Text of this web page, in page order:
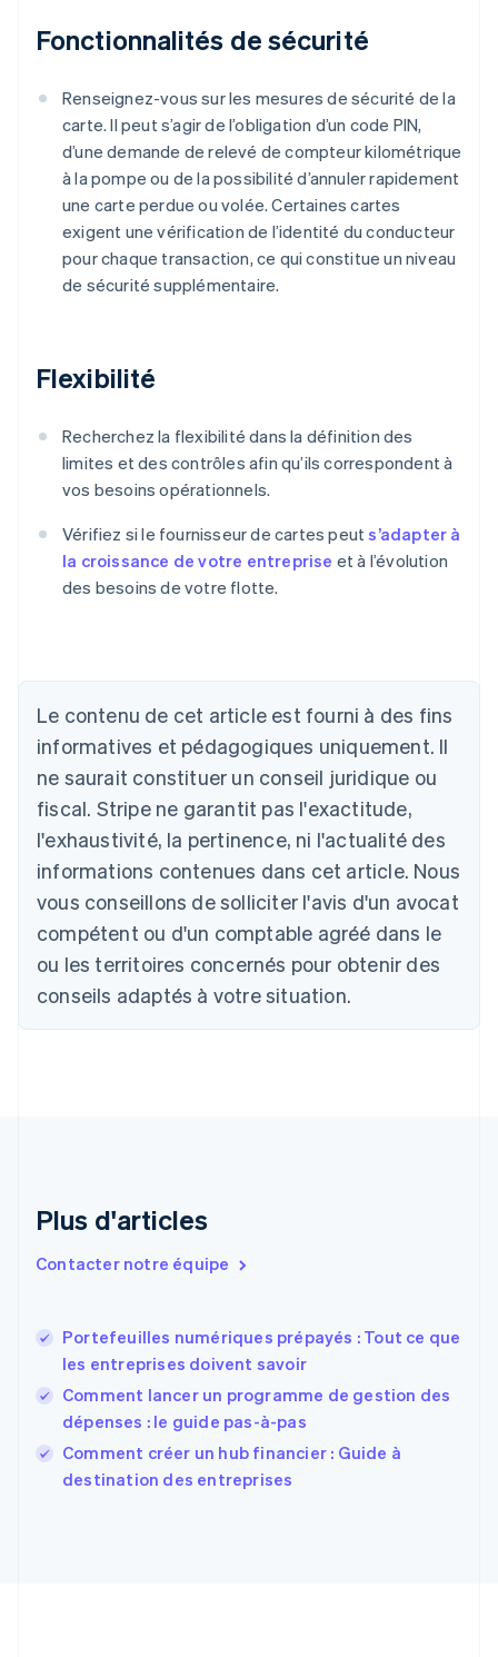
Fonctionnalités de sécurité
Renseignez-vous sur les mesures de sécurité de la
carte. Il peut s’agir de l’obligation d’un code PIN,
d’une demande de relevé de compteur kilométrique
à la pompe ou de la possibilité d’annuler rapidement
une carte perdue ou volée. Certaines cartes
exigent une vérification de l’identité du conducteur
pour chaque transaction, ce qui constitue un niveau
de sécurité supplémentaire.
Flexibilité
Recherchez la flexibilité dans la définition des
limites et des contrôles afin qu’ils correspondent à
vos besoins opérationnels.
Vérifiez si le fournisseur de cartes peuts’adapter à
la croissance de votre entreprise et à l’évolution
des besoins de votre flotte.
Le contenu de cet article est fourni à des fins
informatives et pédagogiques uniquement. Il
ne saurait constituer un conseil juridique ou
fiscal. Stripe ne garantit pas l'exactitude,
l'exhaustivité, la pertinence, ni l'actualité des
informations contenues dans cet article. Nous
vous conseillons de solliciter l'avis d'un avocat
compétent ou d'un comptable agréé dans le
ou les territoires concernés pour obtenir des
conseils adaptés à votre situation.
Plus d'articles
Contacter notre équipe
Portefeuilles numériques prépayés : Tout ce que
les entreprises doivent savoir
Comment lancer un programme de gestion des
dépenses : le guide pas-à-pas
Comment créer un hub financier : Guide à
destination des entreprises
Allemagne
Deutsch
Australie
English
Autriche
Belgique
NederlandsFrançaisDeutschEnglish
Brésil
PortuguêsEnglish
Bulgarie
English
English Français
Chine continentale
English
Espagne
États-Unis
EnglishEspañol简体中文
Finlande
English Svenska
France
FrançaisEnglish
Gibraltar